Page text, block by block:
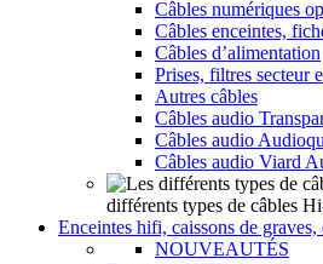
Câbles numériques
Câbles enceintes,
Câbles d’alimentation
Prises, filtres secteur
Autres câbles
Câbles audio
Câbles audio
Câbles audio Viard
différents types de câbles
Enceintes hifi, caissons de graves,
NOUVEAUTÉS